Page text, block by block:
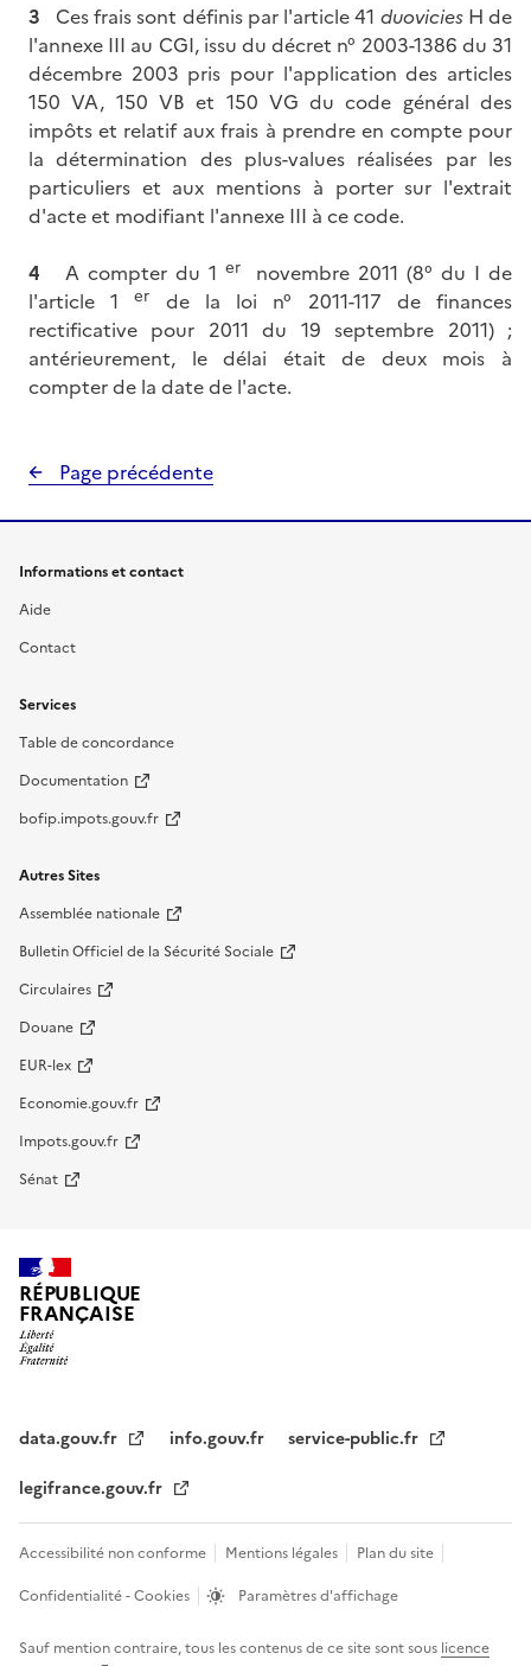
3 Ces frais sont définis par l'article 41 duoviciesH de
l'annexe III au CGI, issu du décret n° 2003-1386 du 31
décembre 2003 pris pour l'application des articles
150 VA, 150 VB et 150 VG du code général des
impôts et relatif aux frais à prendre en compte pour
la détermination des plus-values réalisées par les
particuliers et aux mentions à porter sur l'extrait
d'acte et modifiant l'annexe III à ce code.
4 A compter du 1 ernovembre 2011 (8° du I de
l'article 1er
de la loi n° 2011-117 de finances
rectificative pour 2011 du 19 septembre 2011) ;
antérieurement, le délai était de deux mois à
compter de la date de l'acte.
Page précédente
Informations et contact
Aide
Contact
Services
Table de concordance
Documentation
bofip.impots.gouv.fr
Autres Sites
Assemblée nationale
Bulletin Officiel de la Sécurité Sociale
Circulaires
Douane
EUR-lex
Economie.gouv.fr
Impots.gouv.fr
Sénat
RÉPUBLIQUE
FRANÇAISE
data.gouv.fr info.gouv.fr
service-public.fr
legifrance.gouv.fr
Accessibilité non conforme Mentions légales
Plan du site
Confidentialité - Cookies
Paramètres d'affichage
Sauf mention contraire, tous les contenus de ce site sont sous licence